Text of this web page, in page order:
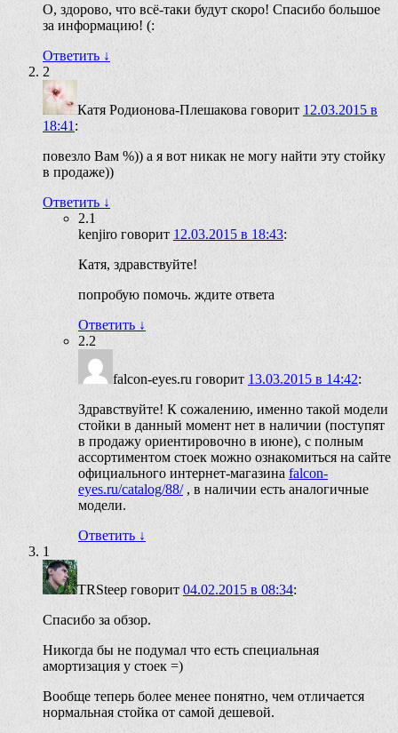
О, здорово, что всё-таки будут скоро! Спасибо большое
за информацию! (:
Ответить ↓
2
Катя Родионова-Плешакова говорит 12.03.2015 в
18:41 :
повезло Вам %)) а я вот никак не могу найти эту стойку
в продаже))
Ответить ↓
2.1
kenjiro говорит 12.03.2015 в 18:43:
Катя, здравствуйте!
попробую помочь. ждите ответа
Ответить ↓
2.2
falcon-eyes.ru говорит 13.03.2015 в 14:42:
Здравствуйте! К сожалению, именно такой модели
стойки в данный момент нет в наличии (поступят
в продажу ориентировочно в июне), с полным
ассортиментом стоек можно ознакомиться на сайте
официального интернет-магазина falcon-
eyes.ru/catalog/88/, в наличии есть аналогичные
модели.
Ответить ↓
1
TRSteep говорит 04.02.2015 в 08:34:
Спасибо за обзор.
Никогда бы не подумал что есть специальная
амортизация у стоек =)
Вообще теперь более менее понятно, чем отличается
нормальная стойка от самой дешевой.